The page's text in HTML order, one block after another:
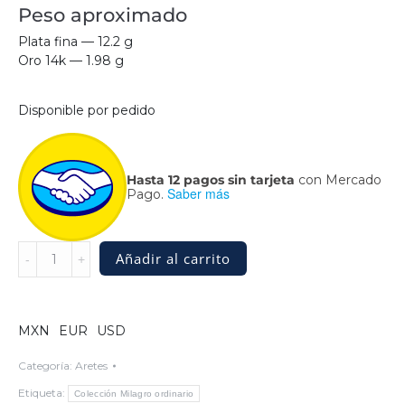
Peso aproximado
Plata fina — 12.2 g
Oro 14k — 1.98 g
Disponible por pedido
Hasta 12 pagos sin tarjeta con Mercado
Pago. Saber más
con
quantity
Añadir al carrito
MXN EUR USD
Categoría: Aretes
Etiqueta:
Colección Milagro ordinario